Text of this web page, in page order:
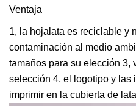
Ventaja
1, la hojalata es reciclable y
contaminación al medio
tamaños para su elección 3,
selección 4, el logotipo y las
imprimir en la cubierta de